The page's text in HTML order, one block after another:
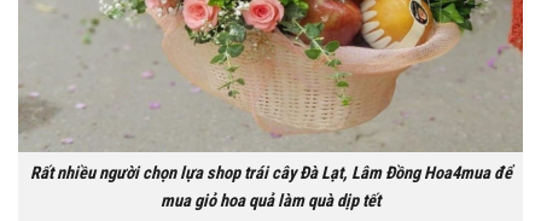
Rất nhiều người chọn lựa shop trái cây Đà Lạt, Lâm Đồng Hoa4mua để
mua giỏ hoa quả làm quà dịp tết